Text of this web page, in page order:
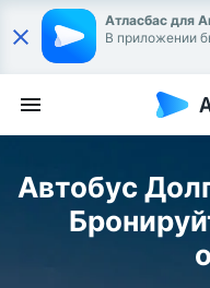
Атласбас для
В приложении
Автобус